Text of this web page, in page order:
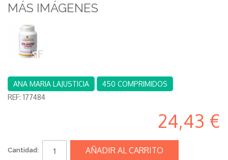
MÁS IMÁGENES
ANA MARIA LAJUSTICIA
450 COMPRIMIDOS
REF: 177484
24,43 €
Cantidad: AÑADIR AL CARRITO